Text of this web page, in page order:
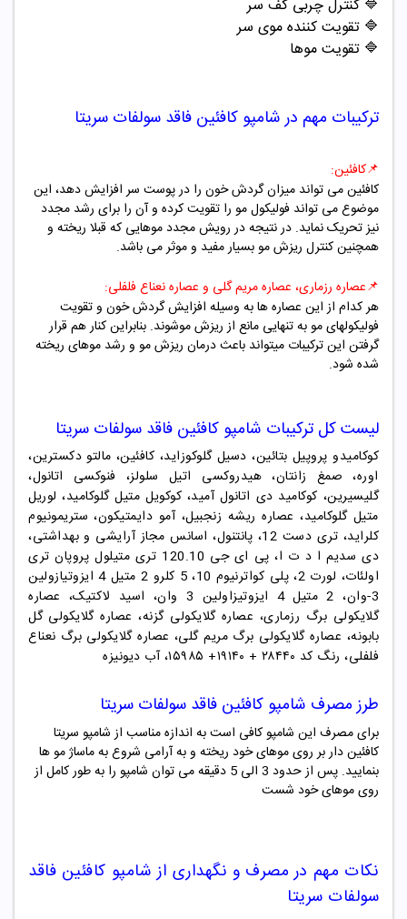
🔷 کنترل چربی کف سر
🔷 تقویت کننده موی سر
🔷 تقویت موها
ترکیبات مهم درشامپو کافئین فاقد سولفات سریتا
📌کافئین:
کافئین می تواند میزان گردش خون را در پوست سر افزایش دهد، این
موضوع می تواند فولیکول مو را تقویت کرده و آن را برای رشد مجدد
نیز تحریک نماید. در نتیجه در رویش مجدد موهایی که قبلا ریخته و
همچنین کنترل ریزش مو بسیار مفید و موثر می باشد.
📌عصاره رزماری، عصاره مریم گلی و عصاره نعناع فلفلی:
هر کدام از این عصاره ها به وسیله افزایش گردش خون و تقویت
فولیکولهای مو به تنهایی مانع از ریزش موشوند. بنابراین کنار هم قرار
گرفتن این ترکیبات میتواند باعث درمان ریزش مو و رشد موهای ریخته
شده شود.
لیست کل ترکیبات شامپو کافئین فاقد سولفات سریتا
کوکامیدو پروپیل بتائین، دسیل گلوکوزاید، کافئین، مالتو دکسترین،
اوره، صمغ زانتان، هیدروکسی اتیل سلولز، فنوکسی اتانول،
گلیسیرین، کوکامید دی اتانول آمید، کوکویل متیل گلوکامید، لوریل
متیل گلوکامید، عصاره ریشه زنجبیل، آمو دایمتیکون، ستریمونیوم
کلراید، تری دست 12، پانتنول، اسانس مجاز آرایشی و بهداشتی،
دی سدیم ا د ت ا، پی ای جی 120.10 تری متیلول پروپان تری
اولئات، لورت 2، پلی کواترنیوم 10، 5 کلرو 2 متیل 4 ایزوتیازولین
3-وان، 2 متیل 4 ایزوتیزاولین 3 وان، اسید لاکتیک، عصاره
گلایکولی برگ رزماری، عصاره گلایکولی گزنه، عصاره گلایکولی گل
بابونه، عصاره گلایکولی برگ مریم گلی، عصاره گلایکولی برگ نعناع
فلفلی، رنگ کد ۲۸۴۴۰ + ۱۹۱۴۰+ ۱۵۹۸۵، آب دیونیزه
طرز مصرف شامپو کافئین فاقد سولفات سریتا
برای مصرف این شامپو کافی است به اندازه مناسب از شامپو سریتا
کافئین دار بر روی موهای خود ریخته و به آرامی شروع به ماساژ مو ها
بنمایید. پس از حدود 3 الی 5 دقیقه می توان شامپو را به طور کامل از
روی موهای خود شست
نکات مهم در مصرف و نگهداری از شامپو کافئین فاقد
سولفات سریتا